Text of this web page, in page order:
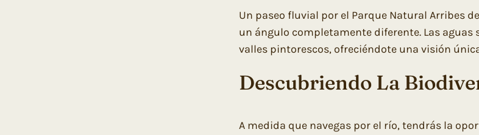
Un paseo fluvial por el Parque Natural Arribes
un ángulo completamente diferente. Las aguas
valles pintorescos, ofreciéndote una visión
Descubriendo La
A medida que navegas por el río, tendrás la